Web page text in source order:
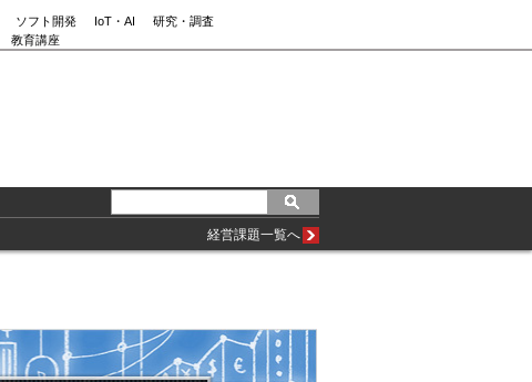
ソフト開発 IoT・AI
研究・調査
教育講座
経営課題一覧へ